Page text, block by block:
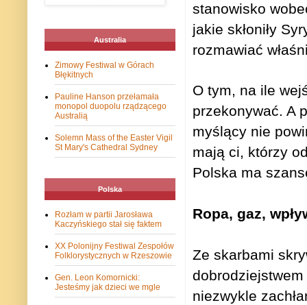
stanowisko
jakie skłoniły
rozmawiać
O tym, na ile
przekonywać. A
myślący nie
mają ci, którzy
Polska ma
Ropa, gaz,
Ze skarbami
niezwykle
Australia
Zimowy Festiwal w Górach
Błękitnych
Pauline Hanson przełamała
monopol duopolu rządzącego
Australią
Solemn Mass of the Easter Vigil
St Mary's Cathedral Sydney
Polska
Rozłam w partii Jarosława
Kaczyńskiego stał się faktem
XX Polonijny Festiwal Zespołów
Folklorystycznych w Rzeszowie
Gen. Leon Komornicki:
Jesteśmy jak dzieci we mgle